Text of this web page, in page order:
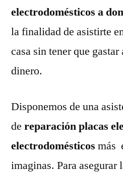
electrodomésticos a
la finalidad de asistirte
casa sin tener que gastar
dinero.
Disponemos de una
de reparación placas
electrodomésticos más
imaginas. Para